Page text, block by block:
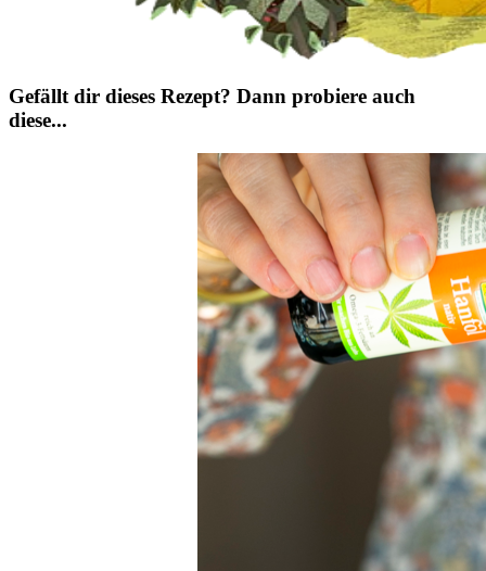
Gefällt dir dieses Rezept? Dann probiere auch
diese...